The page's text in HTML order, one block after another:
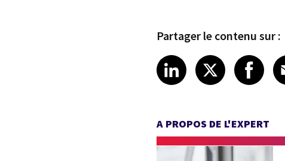
Partager le contenu sur :
Share article on
LinkedIn
Share
XShare
A PROPOS DE L'EXPERT